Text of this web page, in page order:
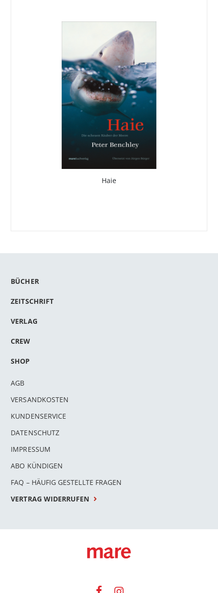
Haie
BÜCHER
ZEITSCHRIFT
VERLAG
CREW
SHOP
AGB
VERSANDKOSTEN
KUNDENSERVICE
DATENSCHUTZ
IMPRESSUM
ABO KÜNDIGEN
FAQ – HÄUFIG GESTELLTE FRAGEN
VERTRAG WIDERRUFEN